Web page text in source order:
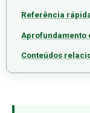
Referência
Conteúdos